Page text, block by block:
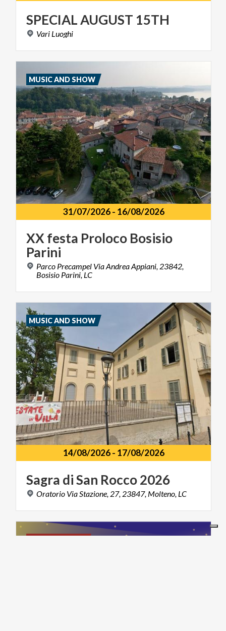
SPECIALAUGUST 15TH
Vari Luoghi
31/07/2026- 16/08/2026
XX festa Proloco Bosisio
Parini
Parco Precampel Via Andrea Appiani, 23842,
Bosisio Parini, LC
MUSIC AND SHOW
14/08/2026- 17/08/2026
Sagra diSan Rocco2026
Oratorio Via Stazione, 27, 23847, Molteno, LC
MUSIC AND SHOW